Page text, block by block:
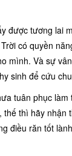
được tương lai
có quyền
mình. Và sự
sinh để cứu
tuân phục
thì hãy
điều răn tốt